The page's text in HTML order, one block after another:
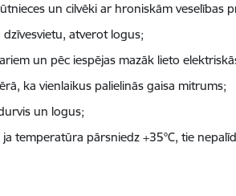
un cilvēki ar hroniskām veselības
dzīvesvietu, atverot logus;
un pēc iespējas mazāk lieto
ka vienlaikus palielinās gaisa mitrums;
un logus;
temperatūra pārsniedz +35°C, tie